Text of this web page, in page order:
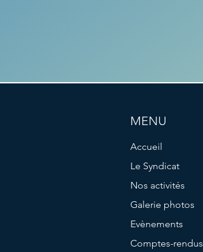
MENU
Accueil
Le Syndicat
Nos activités
Galerie photos
Evènements
Comptes-rendus